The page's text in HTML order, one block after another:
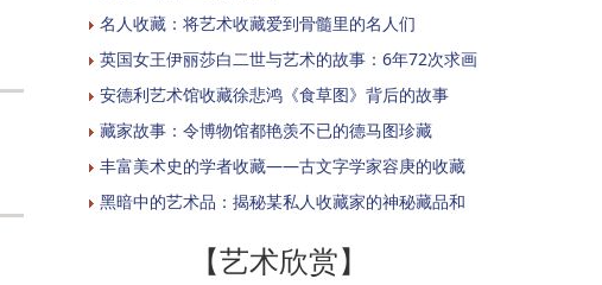
名人收藏：将艺术收藏爱到骨髓里的名人们
英国女王伊丽莎白二世与艺术的故事：6年72次求画
安德利艺术馆收藏徐悲鸿《食草图》背后的故事
藏家故事：令博物馆都艳羡不已的德马图珍藏
丰富美术史的学者收藏——古文字学家容庚的收藏
黑暗中的艺术品：揭秘某私人收藏家的神秘藏品和
【艺术欣赏】